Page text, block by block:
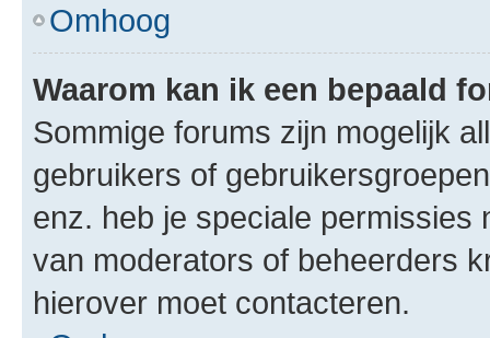
Omhoog
Waarom kan ik een bepaald
Sommige forums zijn mogelijk
gebruikers of
enz. heb je speciale permissies
van moderators of beheerders
hierover moet contacteren.